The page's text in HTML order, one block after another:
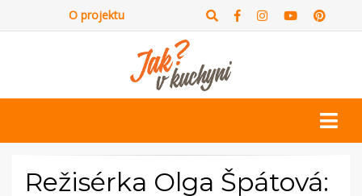
O projektu
Režisérka Olga Špátová: